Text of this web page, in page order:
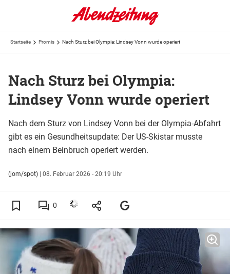
Startseite Promis Nach Sturz bei Olympia: Lindsey Vonn wurde operiert
Nach Sturz bei Olympia:
Lindsey Vonn wurde operiert
Nach dem Sturz von Lindsey Vonn bei der Olympia-Abfahrt
gibt es ein Gesundheitsupdate: Der US-Skistar musste
nach einem Beinbruch operiert werden.
(jom/spot) | 08. Februar 2026 - 20:19 Uhr
0